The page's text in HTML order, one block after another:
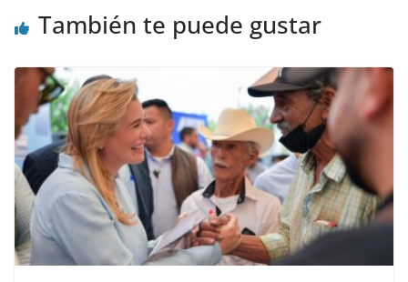
También te puede gustar